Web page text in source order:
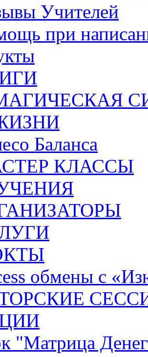
Учителей
при
Баланса
КЛАССЫ
обмены с
"Матрица